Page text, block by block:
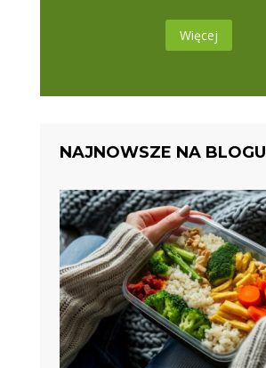
Więcej
NAJNOWSZE NA BLOGU